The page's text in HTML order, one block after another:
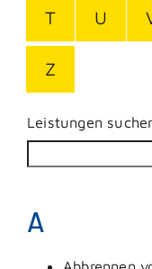
T U
Z
Leistungen
A